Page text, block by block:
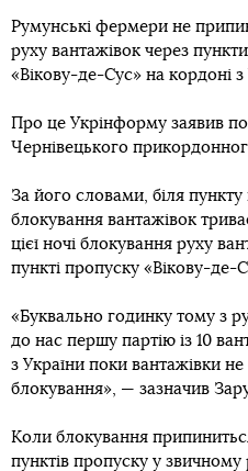
Румунські фермери не
руху вантажівок через
«Вікову-де-Сус» на кордоні
Про це Укрінформу заявив
Чернівецького
За його словами, біля пункту
блокування вантажівок
цієї ночі блокування руху
пункті пропуску «Вікову-де-
«Буквально годинку тому з
до нас першу партію із 10
з України поки вантажівки
блокування», — зазначив
Коли блокування
пунктів пропуску у звичному